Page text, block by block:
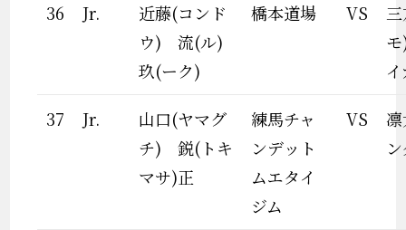
36 Jr.
近藤(コンド
ウ) 流(ル)
玖(ーク)
橋本道場 VS
37 Jr.
山口(ヤマグ
チ) 鋭(トキ
マサ)正
練馬チャ
ンデット
ムエタイ
ジム
VS